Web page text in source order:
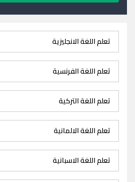
تعلم اللغة الانجليزية
تعلم اللغة الفرنسية
تعلم اللغة التركية
تعلم اللغة الالمانية
تعلم اللغة الاسبانية